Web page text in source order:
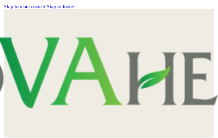
Skip to main content Skip to footer